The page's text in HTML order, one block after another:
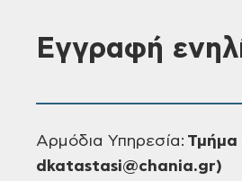
Εγγραφή
Αρμόδια Υπηρεσία: Τμήμα
dkatastasi@chania.gr)